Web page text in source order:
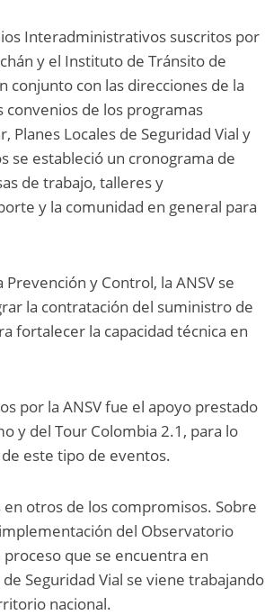
Interadministrativos suscritos por
y el Instituto de Tránsito de
conjunto con las direcciones de la
convenios de los programas
Planes Locales de Seguridad Vial y
se estableció un cronograma de
de trabajo, talleres y
y la comunidad en general para
y Control, la ANSV se
la contratación del suministro de
fortalecer la capacidad técnica en
por la ANSV fue el apoyo prestado
y del Tour Colombia 2.1, para lo
este tipo de eventos.
otros de los compromisos. Sobre
del Observatorio
proceso que se encuentra en
Seguridad Vial se viene trabajando
nacional.